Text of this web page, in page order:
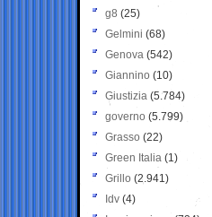
g8 (25)
Gelmini (68)
Genova (542)
Giannino (10)
Giustizia (5.784)
governo (5.799)
Grasso (22)
Green Italia (1)
Grillo (2.941)
Idv (4)